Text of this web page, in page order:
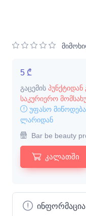
5 ₾
გაცემის პუნქტიდან
საკურიერო
უფასო მიწოდება
ლარიდან
Bar be beauty
კალათში
ინფორმაცია